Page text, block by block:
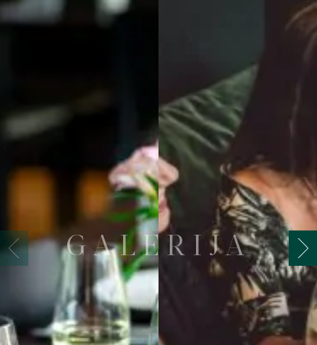
GALERIJA